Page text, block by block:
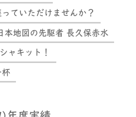
ていただけませんか？
本地図の先駆者 長久保赤水
シャキット！
杯